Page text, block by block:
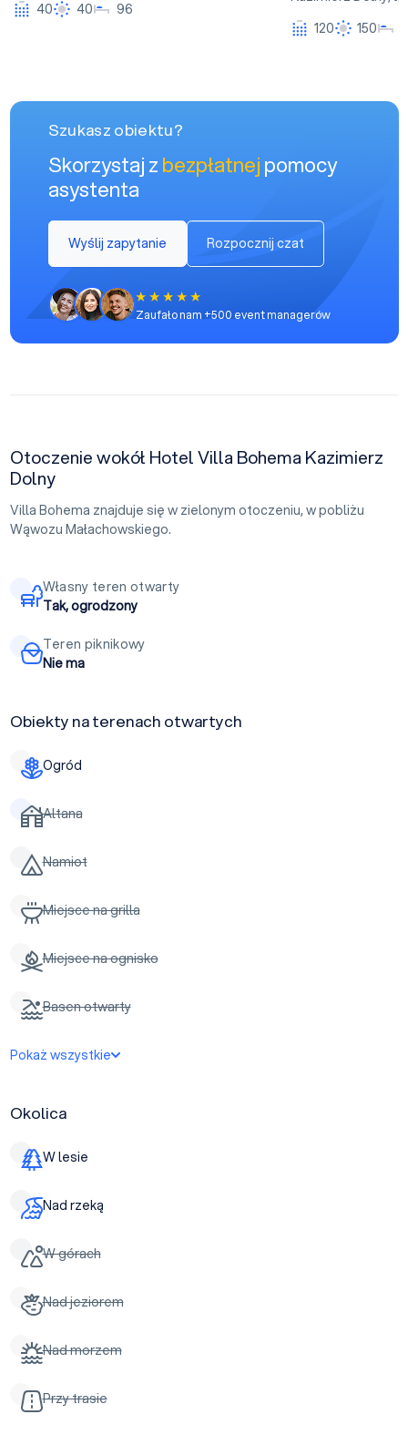
40 40 96
120
150
Szukasz obiektu?
Skorzystaj zbezpłatnejpomocy
asystenta
Wyślij zapytanie Rozpocznij czat
Zaufało nam +500 event managerów
Otoczenie wokół Hotel Villa Bohema Kazimierz
Dolny
Villa Bohema znajduje się w zielonym otoczeniu, w pobliżu
Wąwozu Małachowskiego.
Własny teren otwarty
Tak, ogrodzony
Teren piknikowy
Nie ma
Obiekty na terenach otwartych
Ogród
Altana
Namiot
Miejsce na grilla
Miejsce na ognisko
Basen otwarty
Pokaż wszystkie
Okolica
W lesie
Nad rzeką
W górach
Nad jeziorem
Nad morzem
Przy trasie